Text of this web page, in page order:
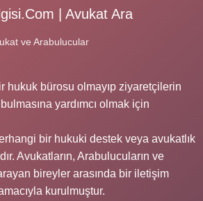
| Avukat Ara
ve Arabulucular
hukuk bürosu olmayıp ziyaretçilerin
yardımcı olmak için
bir hukuki destek veya avukatlık
Avukatların, Arabulucuların ve
bireyler arasında bir iletişim
kurulmuştur.